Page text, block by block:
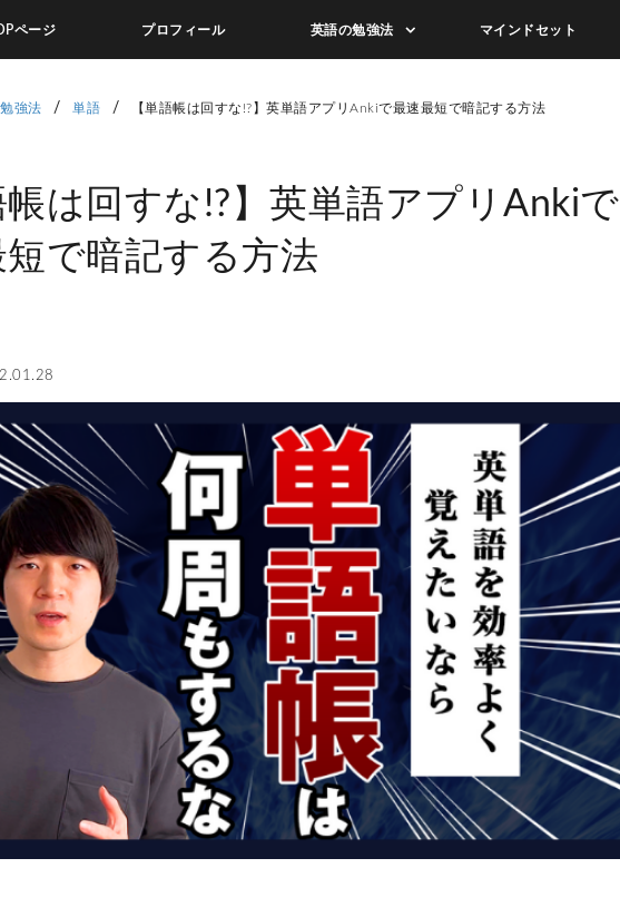
ページ プロフィール 英語の勉強法 マインドセット
強法 / 単語 / 【単語帳は回すな!?】英単語アプリAnkiで最速最短で暗記する方法
帳は回すな!?】英単語アプリAnkiで
で暗記する方法